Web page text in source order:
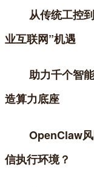
从传统工控
业互联网”机遇
助力千个智
造算力底座
OpenClaw
信执行环境？